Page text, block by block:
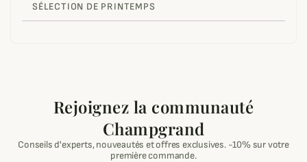
SÉLECTION DE PRINTEMPS
Rejoignez la communauté
Champgrand
Conseils d'experts, nouveautés et offres exclusives. -10% sur votre
première commande.